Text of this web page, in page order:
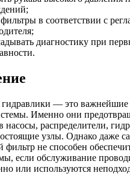
в соответствии с
диагностику при
— это
Именно они
насосы, распределители,
узлы. Однако даже
фильтр не способен
если обслуживание
или используются